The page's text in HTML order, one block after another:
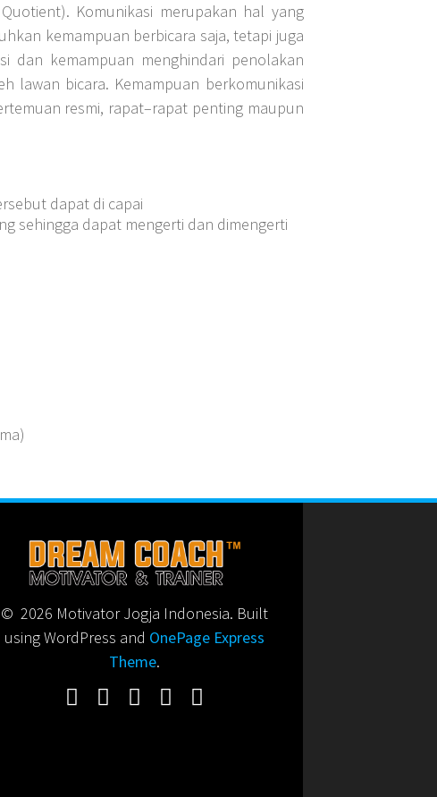
Komunikasi merupakan hal yang
kemampuan berbicara saja, tetapi juga
dan kemampuan menghindari penolakan
lawan bicara. Kemampuan berkomunikasi
resmi, rapat–rapat penting maupun
dapat di capai
sehingga dapat mengerti dan dimengerti
© 2026 Motivator Jogja Indonesia. Built
using WordPress and OnePage Express
Theme.